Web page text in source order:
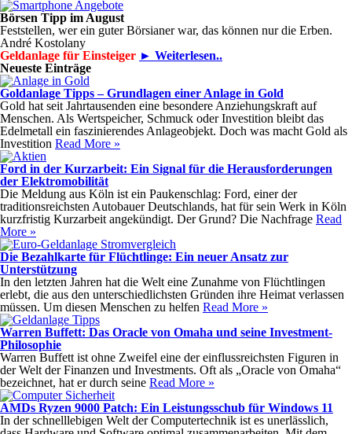
Börsen Tipp im August
Feststellen, wer ein guter Börsianer war, das können nur die Erben.
André Kostolany
Geldanlage für Einsteiger ► Weiterlesen..
Neueste Einträge
Goldanlage Tipps – Grundlagen einer Anlage in Gold
Gold hat seit Jahrtausenden eine besondere Anziehungskraft auf
Menschen. Als Wertspeicher, Schmuck oder Investition bleibt das
Edelmetall ein faszinierendes Anlageobjekt. Doch was macht Gold als
Investition Read More »
Ford in der Kurzarbeit: Ein Signal für die Herausforderungen
der Elektromobilität
Die Meldung aus Köln ist ein Paukenschlag: Ford, einer der
traditionsreichsten Autobauer Deutschlands, hat für sein Werk in Köln
kurzfristig Kurzarbeit angekündigt. Der Grund? Die Nachfrage Read
More »
Die Bezahlkarte für Flüchtlinge: Ein neuer Ansatz zur
Unterstützung
In den letzten Jahren hat die Welt eine Zunahme von Flüchtlingen
erlebt, die aus den unterschiedlichsten Gründen ihre Heimat verlassen
müssen. Um diesen Menschen zu helfen Read More »
Warren Buffett: Das Oracle von Omaha und seine Investment-
Philosophie
Warren Buffett ist ohne Zweifel eine der einflussreichsten Figuren in
der Welt der Finanzen und Investments. Oft als „Oracle von Omaha“
bezeichnet, hat er durch seine Read More »
AMDs Ryzen 9000 Patch: Ein Leistungsschub für Windows 11
In der schnelllebigen Welt der Computertechnik ist es unerlässlich,